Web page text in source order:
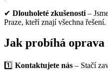
✔ Dlouholeté zkušenosti –
Praze, kteří znají všechna řešení.
Jak probíhá
1️⃣ Kontaktujete nás – Stačí